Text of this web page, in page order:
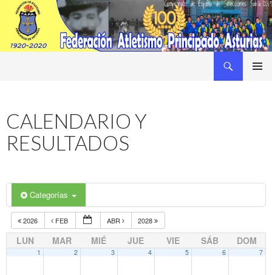
CALENDARIO Y
RESULTADOS
Categorías
2026 FEB ABR 2028
LUN MAR MIÉ JUE VIE SÁB DOM
1 2 3 4 5 6 7